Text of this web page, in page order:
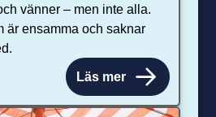
vänner – men inte alla.
är ensamma och saknar
Läs mer